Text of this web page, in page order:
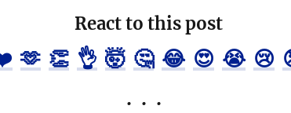
React to this post
🫶 👏 👌 🤯 🤔 😂 😍 😭 😢